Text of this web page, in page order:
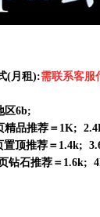
(月租):需联系客服
独地区6b;
精品推荐＝1K;
置顶推荐＝1.4k;
钻石推荐＝1.6k;